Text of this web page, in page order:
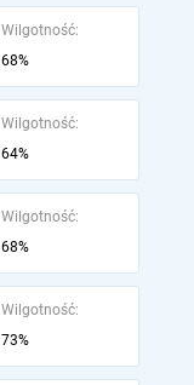
Wilgotność:
68%
Wilgotność:
64%
Wilgotność:
68%
Wilgotność:
73%